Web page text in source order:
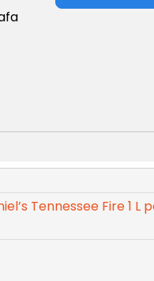
Tennessee Fire 1 L